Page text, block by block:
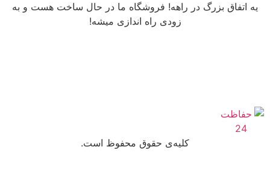
یه اتفاق بزرگ در راهه! فروشگاه ما در حال ساخت هست و به
زودی راه اندازی میشه!
کلیه‌ی حقوق محفوظ است.